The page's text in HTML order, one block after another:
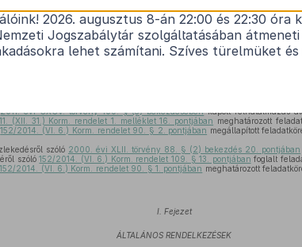
az egyes központi kezelésű
felhasználásáról1
2011. évi CXCV. törvény 109. § (5) bekezdésébenkapott felhatalmazás
(XII. 31.) Korm. rendelet 1. melléklet 16. pontjában meghatározott
152/2014. (VI. 6.) Korm. rendelet 90. § 2. pontjában megállapított
szóló 2000. évi XLII. törvény 88. § (2) bekezdés 20. pontjában
szóló152/2014. (VI. 6.) Korm. rendelet 109. § 13. pontjában foglalt
152/2014. (VI. 6.) Korm. rendelet 90. § 1. pontjában meghatározott
I. Fejezet
ÁLTALÁNOS RENDELKEZÉSEK
2026. augusztus 8-án 22:00 és 22:30 óra
Jogszabálytár szolgáltatásában átmeneti
lehet számítani. Szíves türelmüket